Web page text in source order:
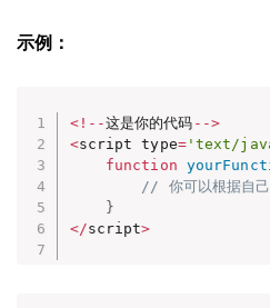
示例：
<! --这是你的代码 -->
<script type='text/
function
// 你可以根据自己
}
</script>